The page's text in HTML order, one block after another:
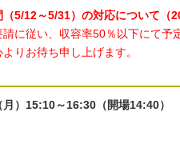
5/12～5/31）の対応について（
に従い、収容率50％以下にて予
りお待ち申し上げます。
）15:10～16:30（開場14:40）